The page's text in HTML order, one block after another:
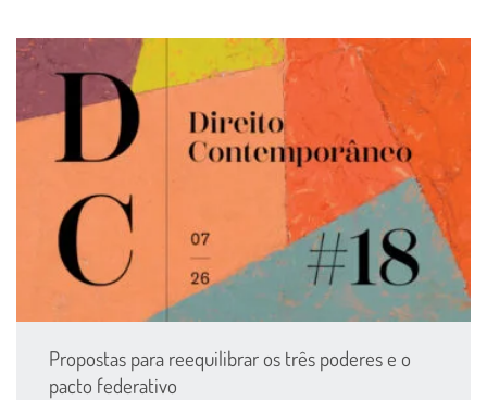
Propostas para reequilibrar os três poderes e o
pacto federativo